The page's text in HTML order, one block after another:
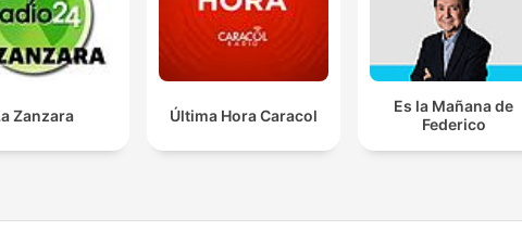
Zanzara Última Hora Caracol
Es la Mañana de
Federico